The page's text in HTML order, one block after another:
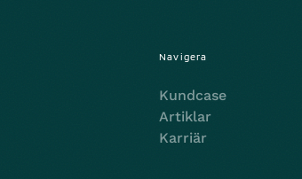
Navigera
Kundcase
Artiklar
Karriär